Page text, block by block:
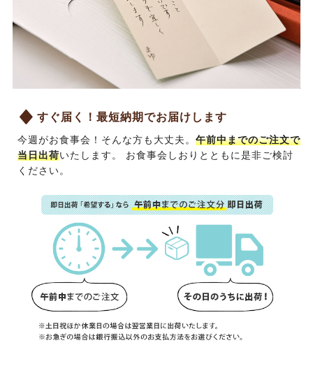
すぐ届く！最短納期でお届けします
今週がお食事会！そんな方も大丈夫。 午前中までのご注文で
当日出荷いたします。 お食事会しおり とともに是非ご検討
ください。